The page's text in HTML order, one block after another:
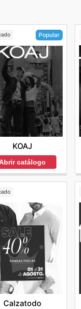
Popular
KOAJ
catálogo
Calzatodo